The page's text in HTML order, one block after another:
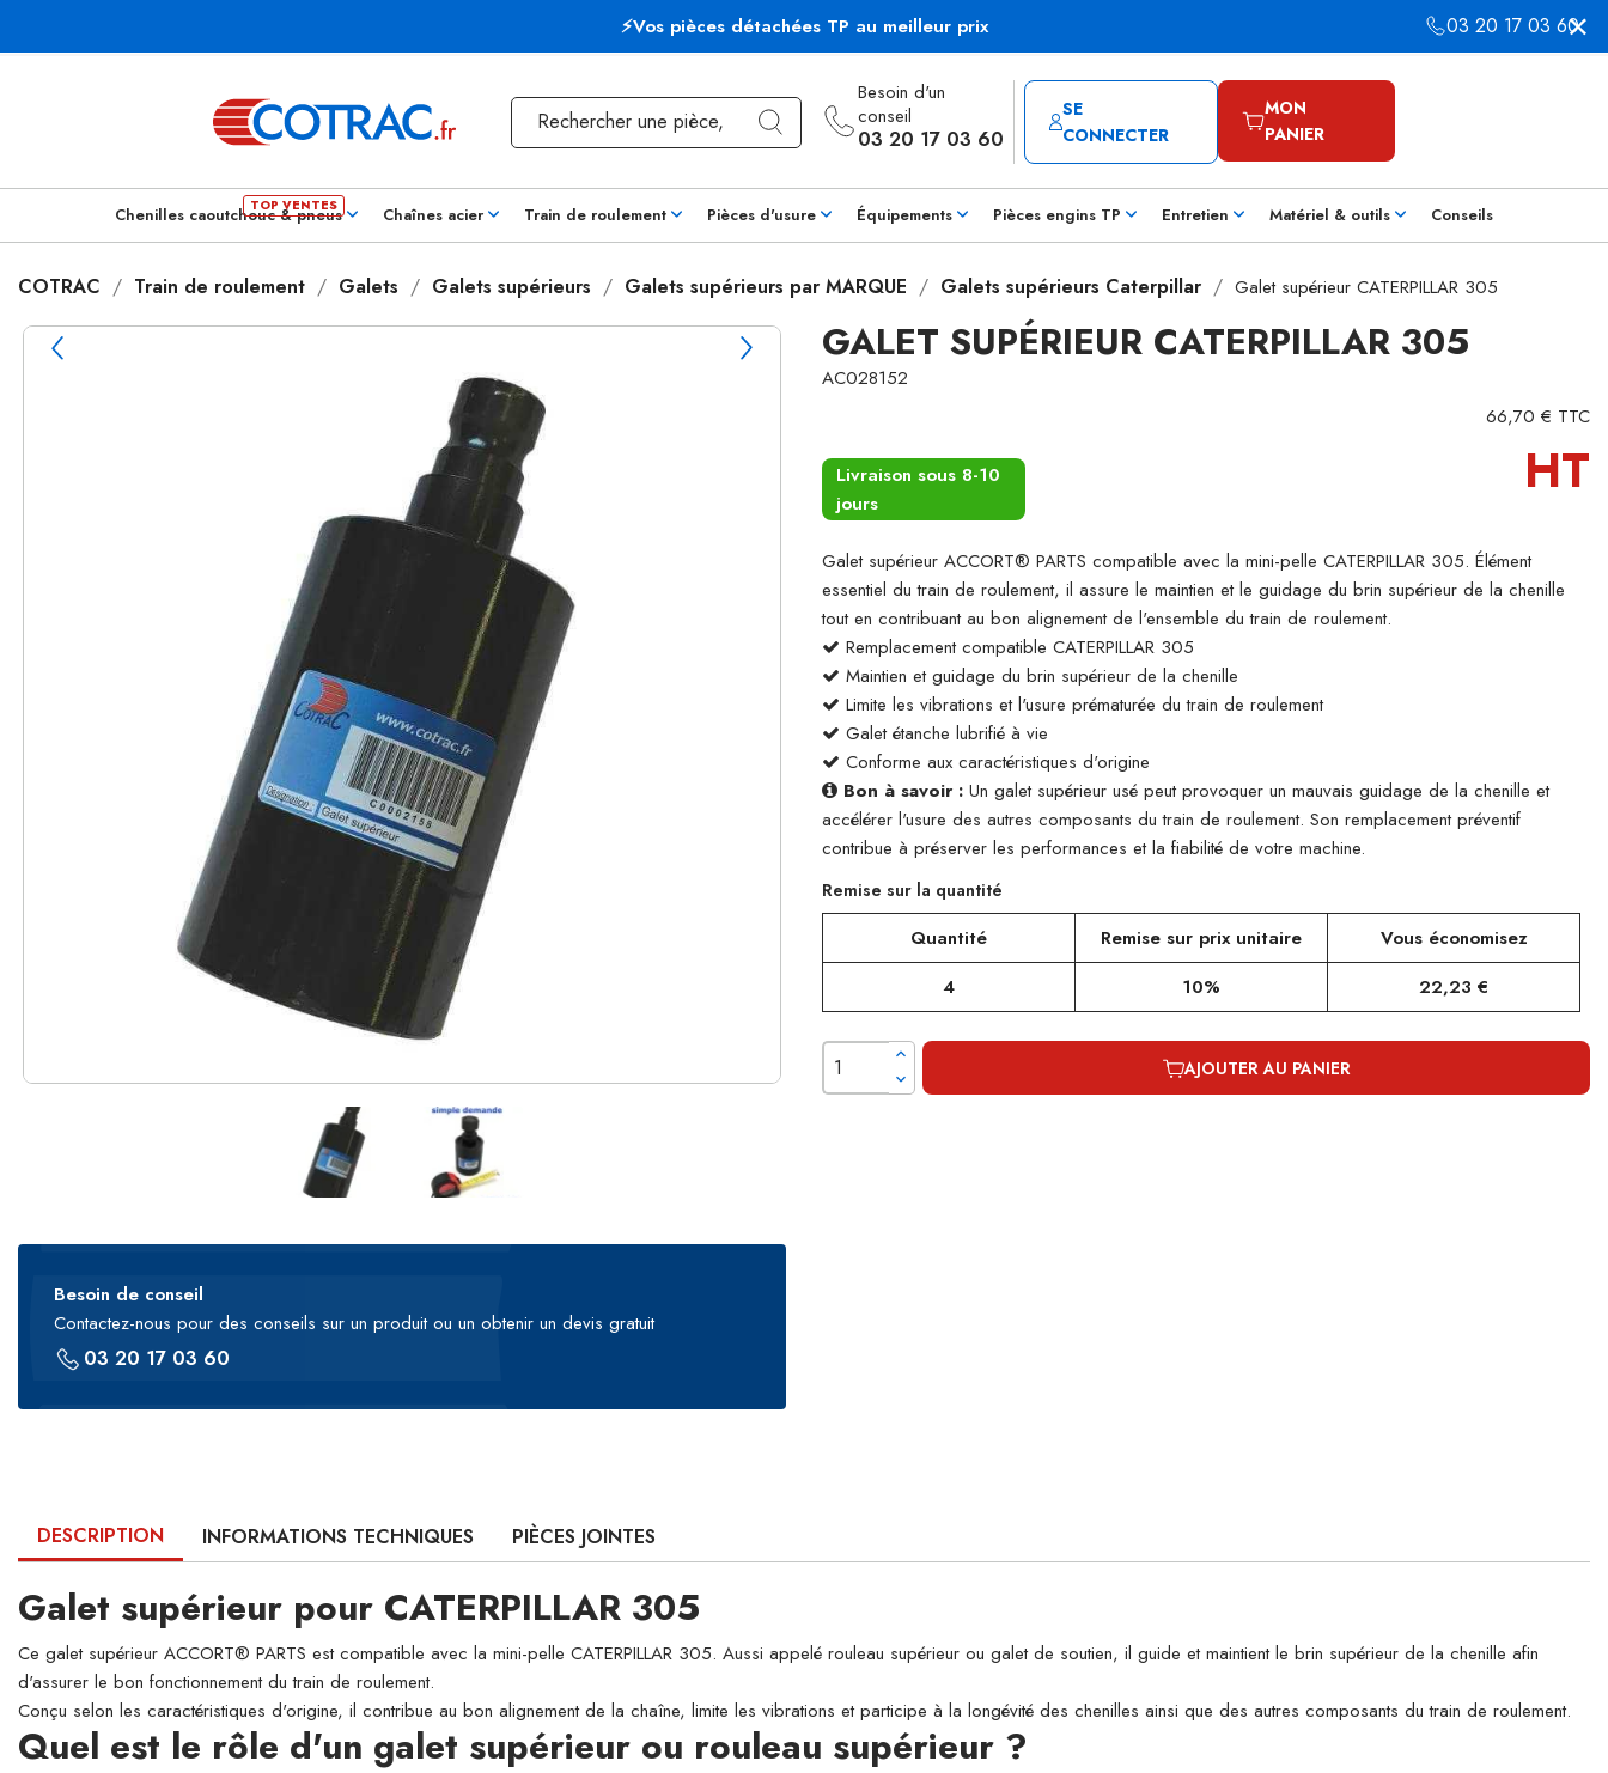
⚡Vos pièces détachées TP au meilleur prix 03 20 17 03 60
Besoin d'un
conseil
03 20 17 03 60
SE
CONNECTER
MON
PANIER
Chenilles caoutchouc & pneus Chaînes acier Train de roulement Pièces d'usure Équipements Pièces engins TP Entretien Matériel & outils Conseils
COTRAC Train de roulement Galets Galets supérieurs Galets supérieurs par MARQUE Galets supérieurs Caterpillar Galet supérieur CATERPILLAR 305
Besoin de conseil
Contactez-nous pour des conseils sur un produit ou un obtenir un devis gratuit
03 20 17 03 60
GALET SUPÉRIEUR CATERPILLAR 305
AC028152
66,70 € TTC
Livraison sous 8-10
jours
HT
Galet supérieur ACCORT® PARTS compatible avec la mini-pelle CATERPILLAR 305. Élément
essentiel du train de roulement, il assure le maintien et le guidage du brin supérieur de la chenille
tout en contribuant au bon alignement de l'ensemble du train de roulement.
Remplacement compatible CATERPILLAR 305
Maintien et guidage du brin supérieur de la chenille
Limite les vibrations et l'usure prématurée du train de roulement
Galet étanche lubrifié à vie
Conforme aux caractéristiques d'origine
Bon à savoir : Un galet supérieur usé peut provoquer un mauvais guidage de la chenille et
accélérer l'usure des autres composants du train de roulement. Son remplacement préventif
contribue à préserver les performances et la fiabilité de votre machine.
Remise sur la quantité
Quantité Remise sur prix unitaire
Vous économisez
4
10% 22,23 €
AJOUTER AU PANIER
DESCRIPTION INFORMATIONS TECHNIQUES PIÈCES JOINTES
Galet supérieur pour CATERPILLAR 305
Ce galet supérieur ACCORT® PARTS est compatible avec la mini-pelle CATERPILLAR 305. Aussi appelé rouleau supérieur ou galet de soutien, il guide et maintient le brin supérieur de la chenille afin
d'assurer le bon fonctionnement du train de roulement.
Conçu selon les caractéristiques d'origine, il contribue au bon alignement de la chaîne, limite les vibrations et participe à la longévité des chenilles ainsi que des autres composants du train de roulement.
Quel est le rôle d'un galet supérieur ou rouleau supérieur ?